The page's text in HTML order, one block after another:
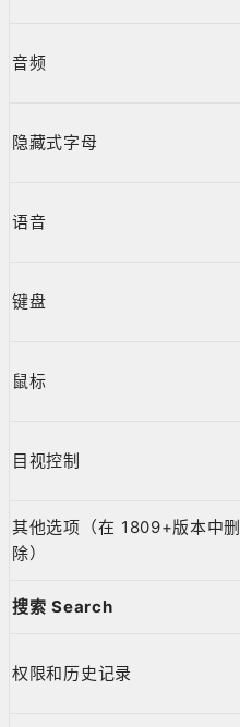
音频
隐藏式字母
语音
键盘
鼠标
目视控制
其他选项（在 1809+版本中删
除）
搜索 Search
权限和历史记录